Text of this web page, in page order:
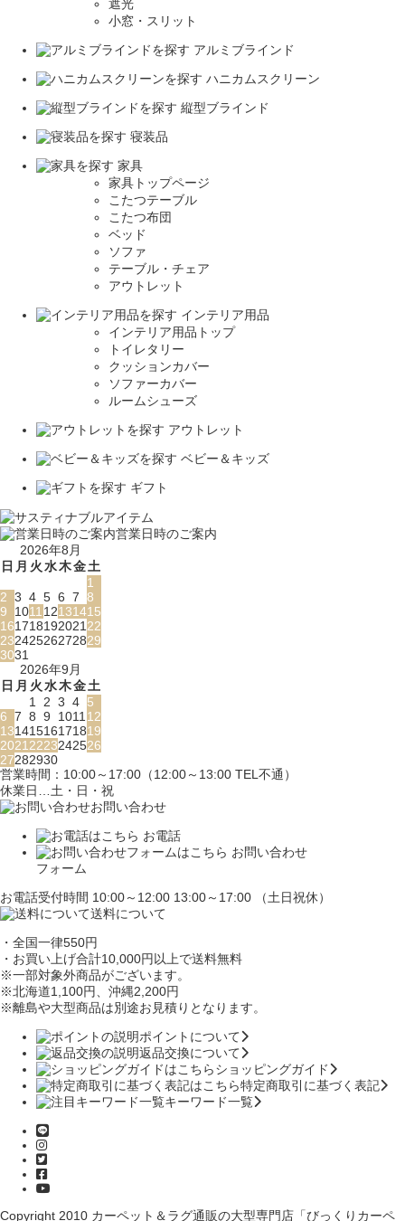
遮光
小窓・スリット
アルミブラインド
ハニカムスクリーン
縦型ブラインド
寝装品
家具
家具トップページ
こたつテーブル
こたつ布団
ベッド
ソファ
テーブル・チェア
アウトレット
インテリア用品
インテリア用品トップ
トイレタリー
クッションカバー
ソファーカバー
ルームシューズ
アウトレット
ベビー＆キッズ
ギフト
営業日時のご案内
2026年8月
日 月 火水木金土
1
2 3 4 5 6 7 8
9
1011 12131415
161718192021 22
23242526272829
3031
2026年9月
日 月 火水木金土
1
2 3 4 5
6 7 8 9 1011 12
13141516171819
2021 2223242526
27282930
営業時間：10:00～17:00（12:00～13:00 TEL不通）
休業日…土・日・祝
お問い合わせ
お電話
お問い合わせ
フォーム
お電話受付時間 10:00～12:00 13:00～17:00 （土日祝休）
送料について
・全国一律550円
・お買い上げ合計10,000円 以上で送料無料
※一部対象外商品がございます。
※北海道1,100円
、沖縄2,200円
※離島や大型商品は別途お見積りとなります。
ポイントについて
返品交換について
ショッピングガイド
特定商取引に基づく表記
キーワード一覧
Copyright 2010 カーペット＆ラグ通販の大型専門店「びっくりカーペ